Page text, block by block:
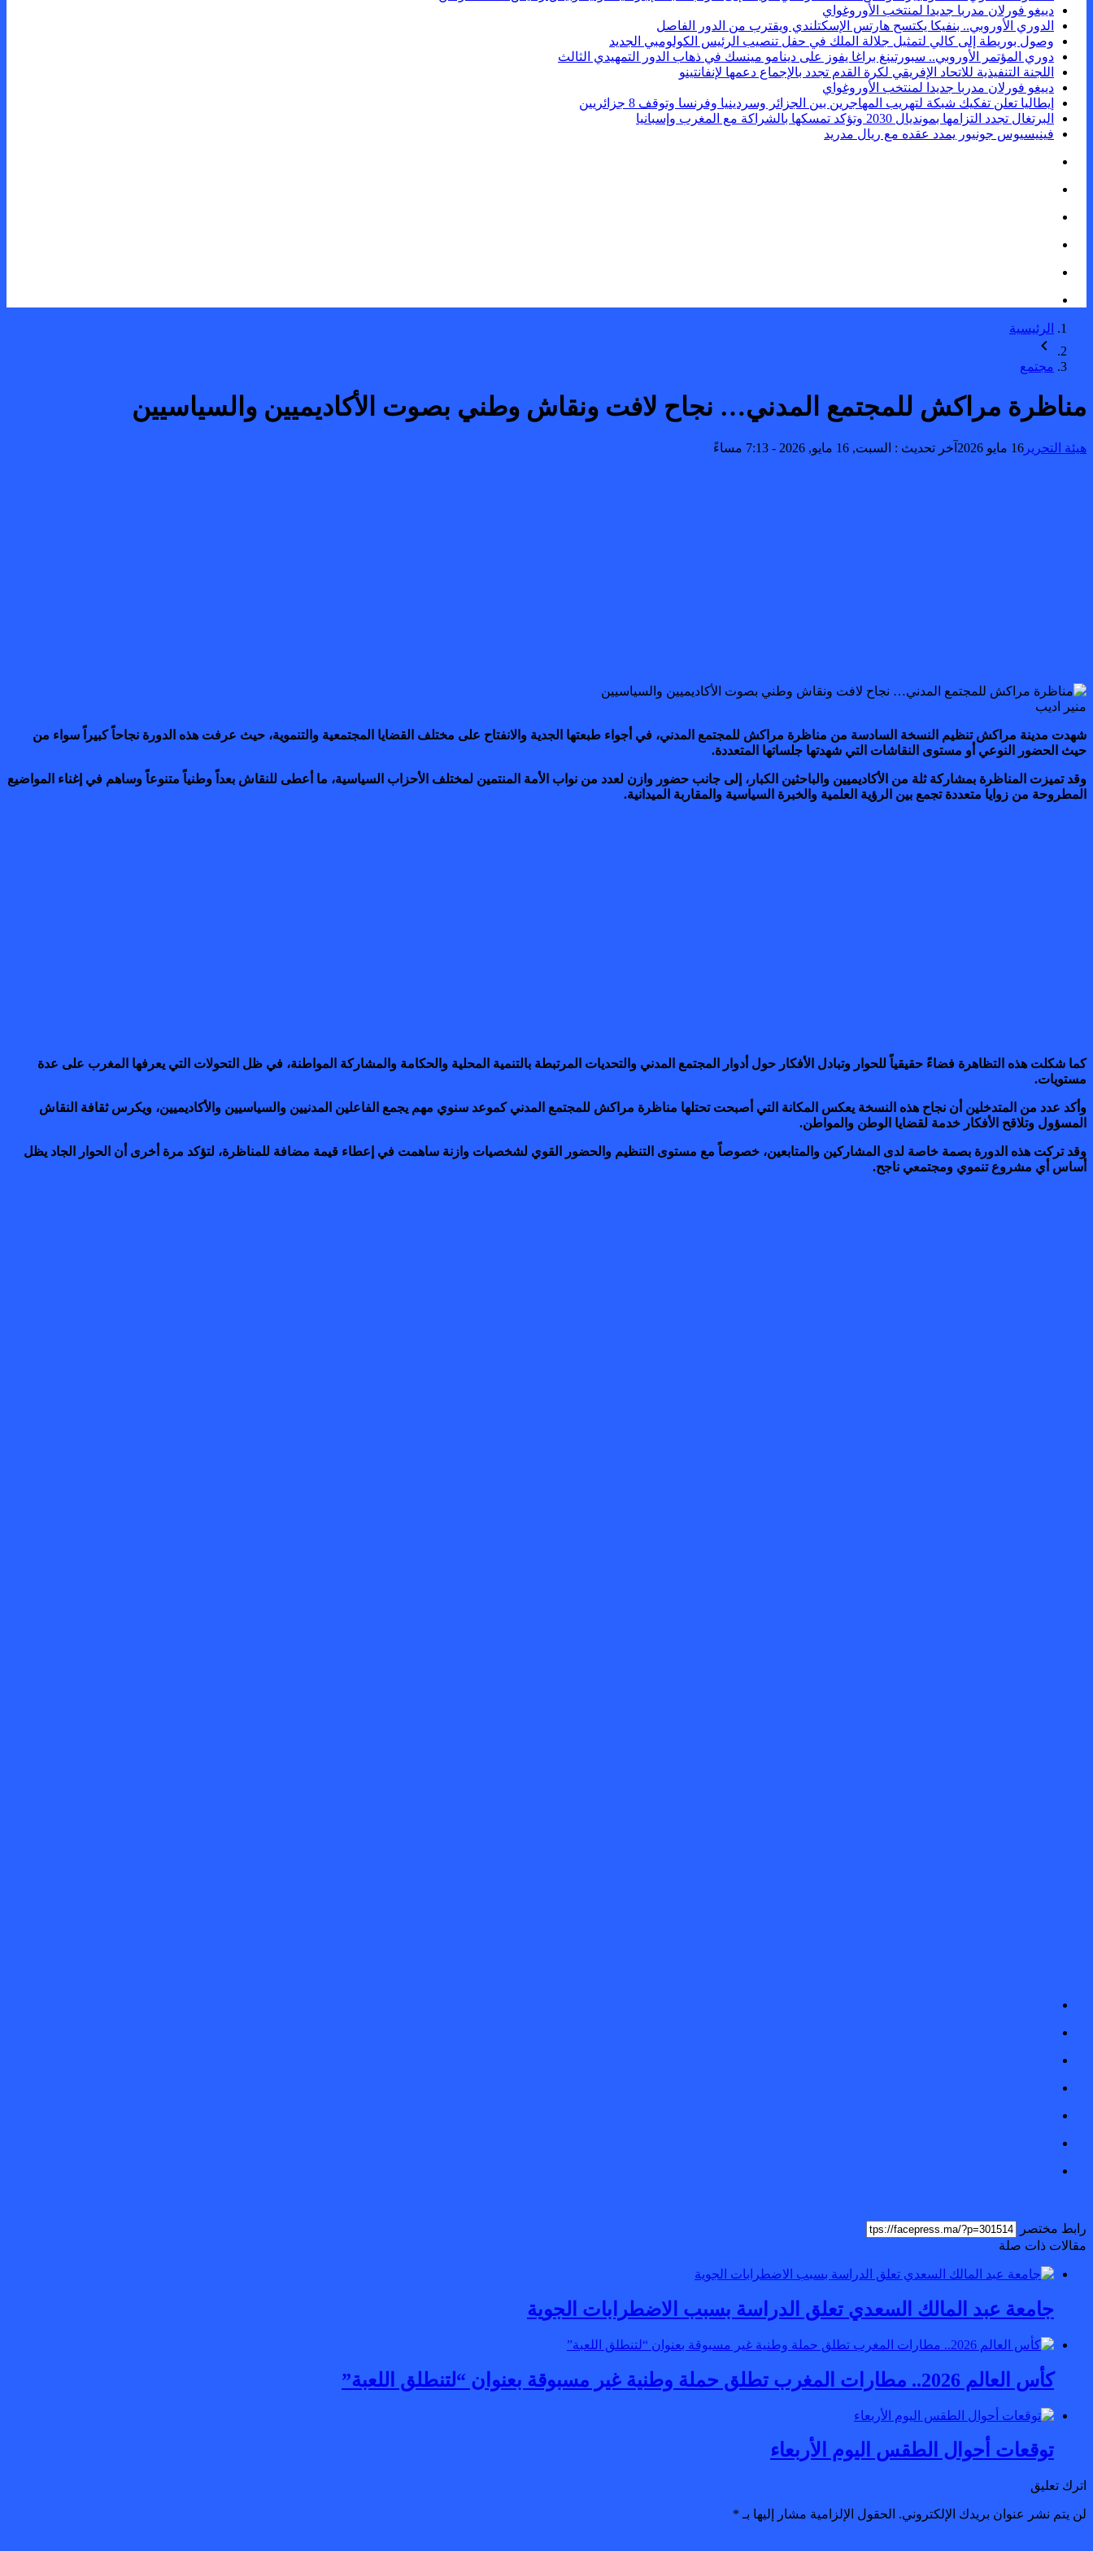
دييغو فورلان مدربا جديدا لمنتخب الأوروغواي
الدوري الأوروبي.. بنفيكا يكتسح هارتس الإسكتلندي ويقترب من الدور الفاصل
وصول بوريطة إلى كالي لتمثيل جلالة الملك في حفل تنصيب الرئيس الكولومبي الجديد
دوري المؤتمر الأوروبي.. سبورتينغ براغا يفوز على دينامو مينسك في ذهاب الدور التمهيدي الثالث
اللجنة التنفيذية للاتحاد الإفريقي لكرة القدم تجدد بالإجماع دعمها لإنفانتينو
دييغو فورلان مدربا جديدا لمنتخب الأوروغواي
إيطاليا تعلن تفكيك شبكة لتهريب المهاجرين بين الجزائر وسردينيا وفرنسا وتوقف 8 جزائريين
البرتغال تجدد التزامها بمونديال 2030 وتؤكد تمسكها بالشراكة مع المغرب وإسبانيا
فينيسيوس جونيور يمدد عقده مع ريال مدريد
الرئيسية
مجتمع
مناظرة مراكش للمجتمع المدني… نجاح لافت ونقاش وطني بصوت الأكاديميين والسياسيين
هيئة التحرير 16 مايو 2026 آخر تحديث : السبت, 16 مايو, 2026 - 7:13 مساءً
منير اديب
شهدت مدينة مراكش تنظيم النسخة السادسة من مناظرة مراكش للمجتمع المدني، في أجواء طبعتها الجدية والانفتاح على مختلف القضايا المجتمعية والتنموية، حيث عرفت هذه الدورة نجاحاً كبيراً سواء من
حيث الحضور النوعي أو مستوى النقاشات التي شهدتها جلساتها المتعددة.
وقد تميزت المناظرة بمشاركة ثلة من الأكاديميين والباحثين الكبار، إلى جانب حضور وازن لعدد من نواب الأمة المنتمين لمختلف الأحزاب السياسية، ما أعطى للنقاش بعداً وطنياً متنوعاً وساهم في إغناء المواضيع
المطروحة من زوايا متعددة تجمع بين الرؤية العلمية والخبرة السياسية والمقاربة الميدانية.
كما شكلت هذه التظاهرة فضاءً حقيقياً للحوار وتبادل الأفكار حول أدوار المجتمع المدني والتحديات المرتبطة بالتنمية المحلية والحكامة والمشاركة المواطنة، في ظل التحولات التي يعرفها المغرب على عدة
مستويات.
وأكد عدد من المتدخلين أن نجاح هذه النسخة يعكس المكانة التي أصبحت تحتلها مناظرة مراكش للمجتمع المدني كموعد سنوي مهم يجمع الفاعلين المدنيين والسياسيين والأكاديميين، ويكرس ثقافة النقاش
المسؤول وتلاقح الأفكار خدمة لقضايا الوطن والمواطن.
وقد تركت هذه الدورة بصمة خاصة لدى المشاركين والمتابعين، خصوصاً مع مستوى التنظيم والحضور القوي لشخصيات وازنة ساهمت في إعطاء قيمة مضافة للمناظرة، لتؤكد مرة أخرى أن الحوار الجاد يظل
أساس أي مشروع تنموي ومجتمعي ناجح.
رابط مختصر
مقالات ذات صلة
جامعة عبد المالك السعدي تعلق الدراسة بسبب الاضطرابات الجوية
كأس العالم 2026.. مطارات المغرب تطلق حملة وطنية غير مسبوقة بعنوان “لتنطلق اللعبة”
توقعات أحوال الطقس اليوم الأربعاء
اترك تعليق
لن يتم نشر عنوان بريدك الإلكتروني. الحقول الإلزامية مشار إليها بـ *